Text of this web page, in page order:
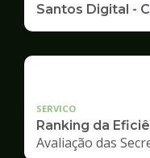
Santos Digital -
SERVICO
Ranking da
Avaliação das